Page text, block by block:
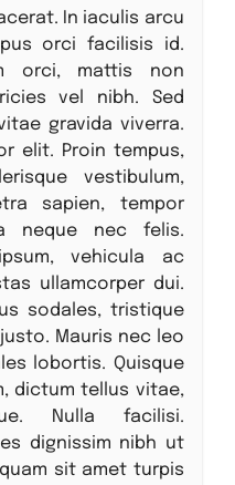
In iaculis arcu
orci facilisis id.
orci, mattis non
vel nibh. Sed
gravida viverra.
elit. Proin tempus,
vestibulum,
sapien, tempor
neque nec felis.
vehicula ac
ullamcorper dui.
sodales, tristique
Mauris nec leo
lobortis. Quisque
dictum tellus vitae,
Nulla facilisi.
dignissim nibh ut
sit amet turpis